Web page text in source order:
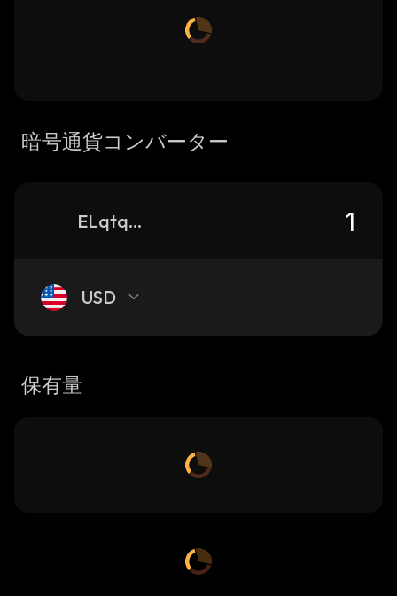
暗号通貨コンバーター
ELqtqse24EDKXHB1vCvxf5qp7ajYdzU1TQHGG4VH15Ht_solana
USD
保有量